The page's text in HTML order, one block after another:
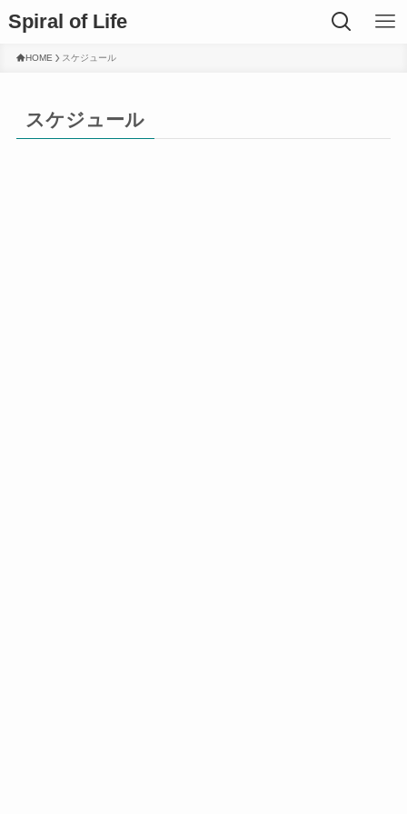
Spiral of Life
HOME スケジュール
スケジュール